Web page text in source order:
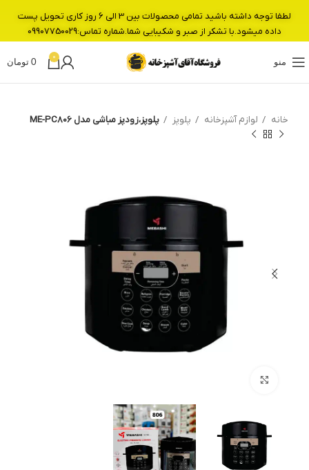
منو
0
0 تومان
خانه لوازم آشپزخانه پلوپز پلوپز،زودپز مباشی مدل ME-PC806
لطفا توجه داشته باشید تمامی محصولات بین 3 الی 6 روز کاری تحویل پست
داده میشود.با تشکر از صبر و شکیبایی شما.شماره تماس:09907750029